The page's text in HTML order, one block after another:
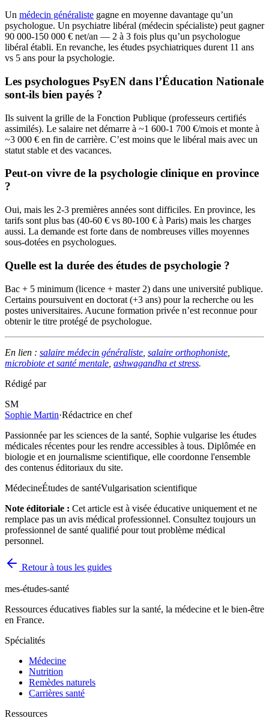
Un médecin généraliste gagne en moyenne davantage qu’un
psychologue. Un psychiatre libéral (médecin spécialiste) peut gagner
90 000-150 000 € net/an — 2 à 3 fois plus qu’un psychologue
libéral établi. En revanche, les études psychiatriques durent 11 ans
vs 5 ans pour la psychologie.
Les psychologues PsyEN dans l’Éducation Nationale
sont-ils bien payés ?
Ils suivent la grille de la Fonction Publique (professeurs certifiés
assimilés). Le salaire net démarre à ~1 600-1 700 €/mois et monte à
~3 000 € en fin de carrière. C’est moins que le libéral mais avec un
statut stable et des vacances.
Peut-on vivre de la psychologie clinique en province
?
Oui, mais les 2-3 premières années sont difficiles. En province, les
tarifs sont plus bas (40-60 € vs 80-100 € à Paris) mais les charges
aussi. La demande est forte dans de nombreuses villes moyennes
sous-dotées en psychologues.
Quelle est la durée des études de psychologie ?
Bac + 5 minimum (licence + master 2) dans une université publique.
Certains poursuivent en doctorat (+3 ans) pour la recherche ou les
postes universitaires. Aucune formation privée n’est reconnue pour
obtenir le titre protégé de psychologue.
En lien : salaire médecin généraliste salaire orthophoniste
microbiote et santé mentale ashwagandha et stress.
Rédigé par
SM
Sophie Martin·Rédactrice en chef
Passionnée par les sciences de la santé, Sophie vulgarise les études
médicales récentes pour les rendre accessibles à tous. Diplômée en
biologie et en journalisme scientifique, elle coordonne l'ensemble
des contenus éditoriaux du site.
MédecineÉtudes de santéVulgarisation scientifique
Note éditoriale : Cet article est à visée éducative uniquement et ne
remplace pas un avis médical professionnel. Consultez toujours un
professionnel de santé qualifié pour tout problème médical
personnel.
Retour à tous les guides
mes-études-santé
Ressources éducatives fiables sur la santé, la médecine et le bien-être
en France.
Spécialités
Médecine
Nutrition
Remèdes naturels
Carrières santé
Ressources